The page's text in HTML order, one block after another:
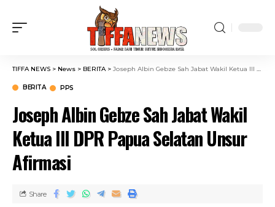
TIFFA NEWS > News > BERITA> Joseph Albin Gebze Sah Jabat Wakil Ketua III DPR Papua Selatan Unsur Afirmasi
BERITA PPS
Joseph Albin Gebze Sah Jabat Wakil
Ketua III DPR Papua Selatan Unsur
Afirmasi
Share